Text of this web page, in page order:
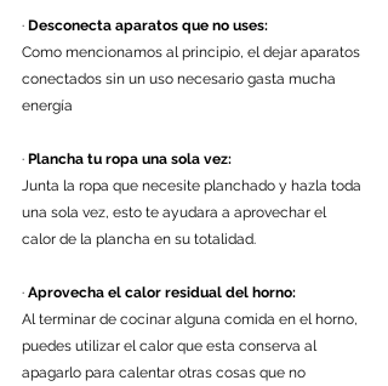
· Desconecta aparatos que no uses:
Como mencionamos al principio, el dejar aparatos
conectados sin un uso necesario gasta mucha
energía
· Plancha tu ropa una sola vez:
Junta la ropa que necesite planchado y hazla toda
una sola vez, esto te ayudara a aprovechar el
calor de la plancha en su totalidad.
· Aprovecha el calor residual del horno:
Al terminar de cocinar alguna comida en el horno,
puedes utilizar el calor que esta conserva al
apagarlo para calentar otras cosas que no